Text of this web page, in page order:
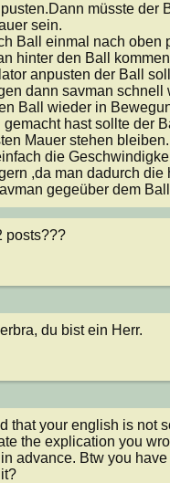
müsste der
sein.
Ball einmal nach oben
hinter den Ball
anpusten der Ball
dann savman schnell
Ball wieder in
gemacht hast sollte der
Mauer stehen bleiben.
die
,da man dadurch
gegeüber dem
posts???
du bist ein Herr.
that your english is not
the explication you
advance. Btw you